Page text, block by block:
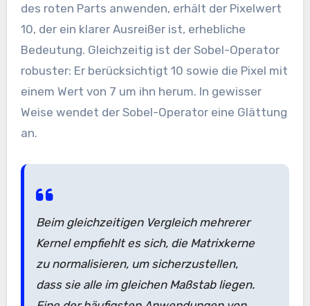
des roten Parts anwenden, erhält der Pixelwert
10, der ein klarer Ausreißer ist, erhebliche
Bedeutung. Gleichzeitig ist der Sobel-Operator
robuster: Er berücksichtigt 10 sowie die Pixel mit
einem Wert von 7 um ihn herum. In gewisser
Weise wendet der Sobel-Operator eine Glättung
an.
Beim gleichzeitigen Vergleich mehrerer
Kernel empfiehlt es sich, die Matrixkerne
zu normalisieren, um sicherzustellen,
dass sie alle im gleichen Maßstab liegen.